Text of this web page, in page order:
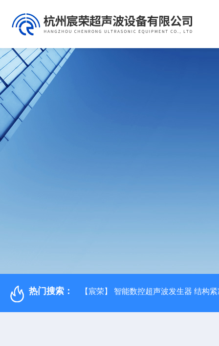
热门搜索： 【宸荣】 智能数控超声波发生器 结构